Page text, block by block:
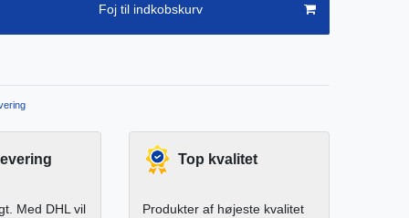
Foj til indkobskurv
Med DHL vil
Top kvalitet
Produkter af højeste kvalitet